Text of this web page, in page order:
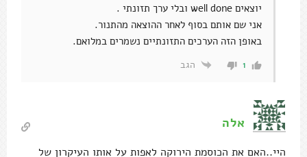
יוצאים well done ובלי ערך תזונתי .
אני שם אותם בסוף לאחר ההוצאה מהתנור.
באופן הזה הערכים התזונתיים נשמרים במלואם.
1 הגב
אלה
היי..האם את הכוסמת הירוקה לאפות על אותו העיקרון של